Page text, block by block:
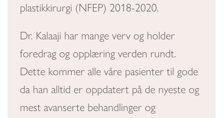
plastikkirurgi (NFEP) 2018-2020.
Dr. Kalaaji har mange verv og holder
foredrag og opplæring verden rundt.
Dette kommer alle våre pasienter til gode
da han alltid er oppdatert på de nyeste og
mest avanserte behandlinger og